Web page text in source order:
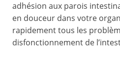
adhésion aux parois
en douceur dans votre
rapidement tous les
disfonctionnement de